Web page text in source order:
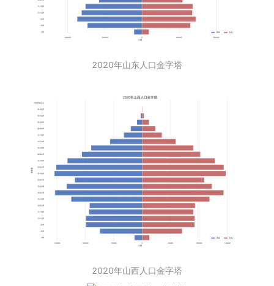
2020年山东人口金字塔
2020年山西人口金字塔